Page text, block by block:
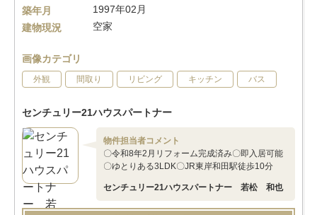
築年月
1997年02月
建物現況
空家
画像カテゴリ
外観 間取り リビング キッチン バス
センチュリー21ハウスパートナー
物件担当者コメント
〇令和8年2月リフォーム完成済み〇即入居可能
〇ゆとりある3LDK〇JR東岸和田駅徒歩10分
センチュリー21ハウスパートナー 若松 和也